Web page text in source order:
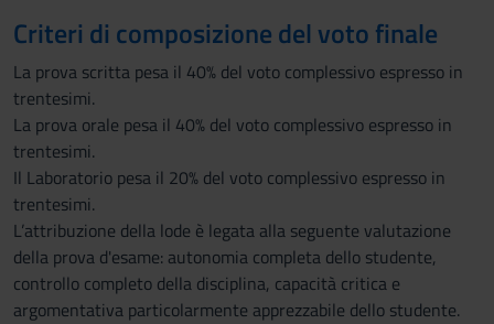
Criteri di composizione del voto finale
La prova scritta pesa il 40% del voto complessivo espresso in
trentesimi.
La prova orale pesa il 40% del voto complessivo espresso in
trentesimi.
Il Laboratorio pesa il 20% del voto complessivo espresso in
trentesimi.
L’attribuzione della lode è legata alla seguente valutazione
della prova d'esame: autonomia completa dello studente,
controllo completo della disciplina, capacità critica e
argomentativa particolarmente apprezzabile dello studente.